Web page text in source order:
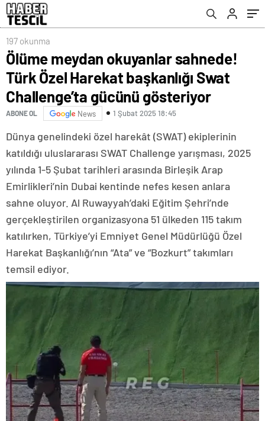
gücünü gösteriyor
197 okunma
Ölüme meydan okuyanlar sahnede!
Türk Özel Harekat başkanlığı Swat
Challenge’ta gücünü gösteriyor
ABONE OL News 1 Şubat 2025 18:45
Dünya genelindeki özel harekât (SWAT) ekiplerinin
katıldığı uluslararası SWAT Challenge yarışması, 2025
yılında 1-5 Şubat tarihleri arasında Birleşik Arap
Emirlikleri’nin Dubai kentinde nefes kesen anlara
sahne oluyor. Al Ruwayyah’daki Eğitim Şehri’nde
gerçekleştirilen organizasyona 51 ülkeden 115 takım
katılırken, Türkiye’yi Emniyet Genel Müdürlüğü Özel
Harekat Başkanlığı’nın “Ata” ve “Bozkurt” takımları
temsil ediyor.